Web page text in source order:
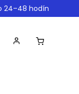
24–48 hodín